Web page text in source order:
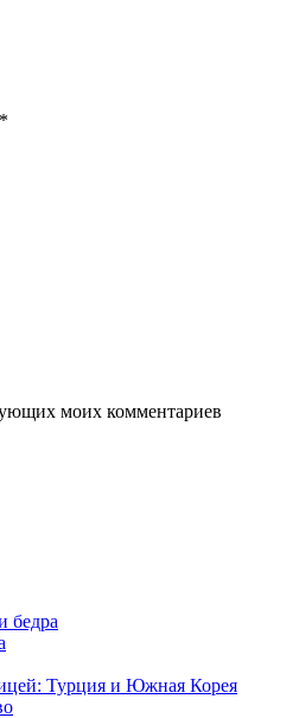
*
моих комментариев
бедра
Турция и Южная Корея